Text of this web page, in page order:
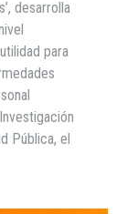
desarrolla
para
Pública, el